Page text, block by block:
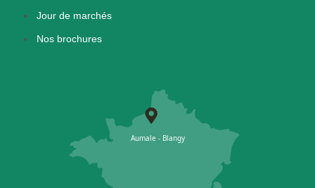
Jour de marchés
Nos brochures